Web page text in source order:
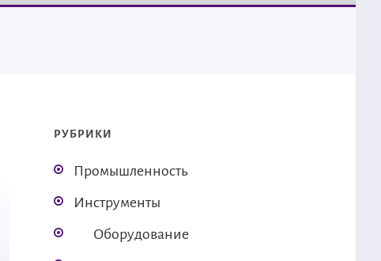
РУБРИКИ
Промышленность
Инструменты
Оборудование